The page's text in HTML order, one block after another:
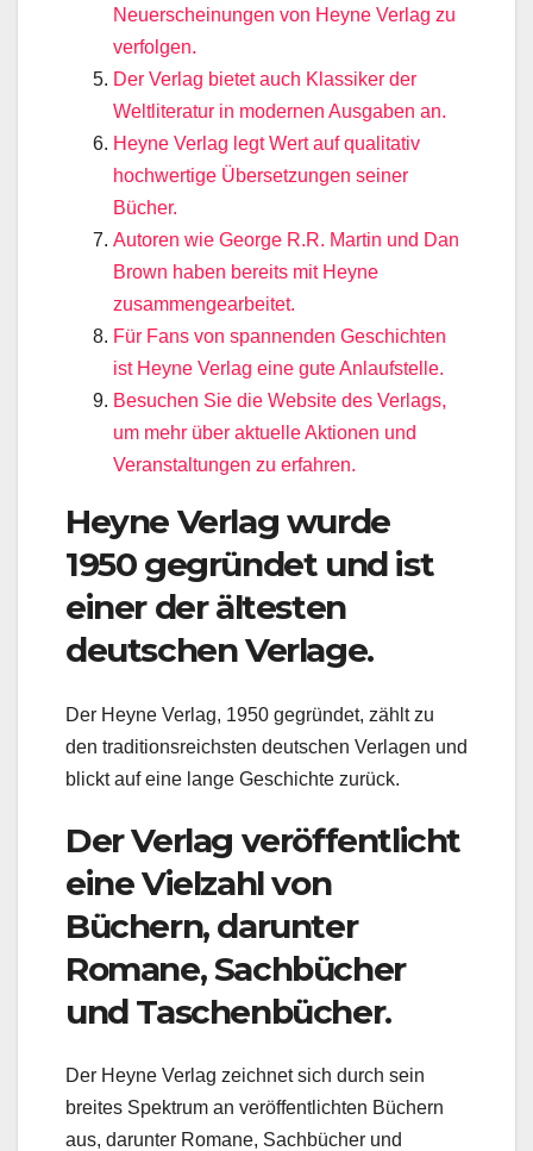
Neuerscheinungen von Heyne Verlag zu
verfolgen.
Der Verlag bietet auch Klassiker der
Weltliteratur in modernen Ausgaben an.
Heyne Verlag legt Wert auf qualitativ
hochwertige Übersetzungen seiner
Bücher.
Autoren wie George R.R. Martin und Dan
Brown haben bereits mit Heyne
zusammengearbeitet.
Für Fans von spannenden Geschichten
ist Heyne Verlag eine gute Anlaufstelle.
Besuchen Sie die Website des Verlags,
um mehr über aktuelle Aktionen und
Veranstaltungen zu erfahren.
Heyne Verlag wurde
1950 gegründet und ist
einer der ältesten
deutschen Verlage.
Der Heyne Verlag, 1950 gegründet, zählt zu
den traditionsreichsten deutschen Verlagen und
blickt auf eine lange Geschichte zurück.
Der Verlag veröffentlicht
eine Vielzahl von
Büchern, darunter
Romane, Sachbücher
und Taschenbücher.
Der Heyne Verlag zeichnet sich durch sein
breites Spektrum an veröffentlichten Büchern
aus, darunter Romane, Sachbücher und